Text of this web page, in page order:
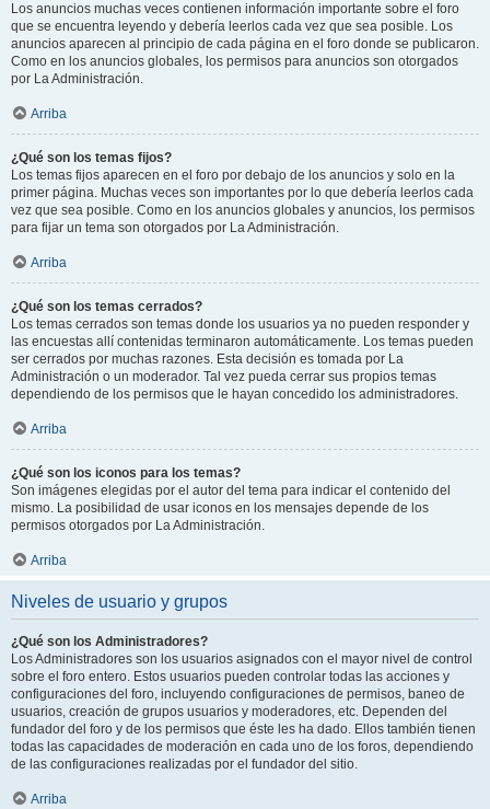
Los anuncios muchas veces contienen información importante sobre el foro
que se encuentra leyendo y debería leerlos cada vez que sea posible. Los
anuncios aparecen al principio de cada página en el foro donde se publicaron.
Como en los anuncios globales, los permisos para anuncios son otorgados
por La Administración.
Arriba
¿Qué son los temas fijos?
Los temas fijos aparecen en el foro por debajo de los anuncios y solo en la
primer página. Muchas veces son importantes por lo que debería leerlos cada
vez que sea posible. Como en los anuncios globales y anuncios, los permisos
para fijar un tema son otorgados por La Administración.
Arriba
¿Qué son los temas cerrados?
Los temas cerrados son temas donde los usuarios ya no pueden responder y
las encuestas allí contenidas terminaron automáticamente. Los temas pueden
ser cerrados por muchas razones. Esta decisión es tomada por La
Administración o un moderador. Tal vez pueda cerrar sus propios temas
dependiendo de los permisos que le hayan concedido los administradores.
Arriba
¿Qué son los iconos para los temas?
Son imágenes elegidas por el autor del tema para indicar el contenido del
mismo. La posibilidad de usar iconos en los mensajes depende de los
permisos otorgados por La Administración.
Arriba
Niveles de usuario y grupos
¿Qué son los Administradores?
Los Administradores son los usuarios asignados con el mayor nivel de control
sobre el foro entero. Estos usuarios pueden controlar todas las acciones y
configuraciones del foro, incluyendo configuraciones de permisos, baneo de
usuarios, creación de grupos usuarios y moderadores, etc. Dependen del
fundador del foro y de los permisos que éste les ha dado. Ellos también tienen
todas las capacidades de moderación en cada uno de los foros, dependiendo
de las configuraciones realizadas por el fundador del sitio.
Arriba